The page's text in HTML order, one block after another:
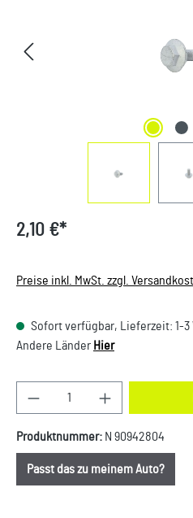
2,10 €*
Preise inkl. MwSt. zzgl.
Sofort verfügbar, Lieferzeit: 1-3
Andere Länder Hier
Produkt Anzahl: Gib
Produktnummer: N 90942804
Passt das zu meinem Auto?